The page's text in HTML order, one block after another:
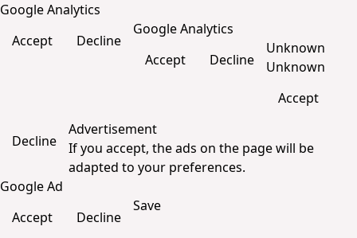
Google Analytics
Accept
Decline
Google Analytics
Accept
Decline
Unknown
Unknown
Accept
Decline
Advertisement
If you accept, the ads on the page will be
adapted to your preferences.
Google Ad
Accept
Decline
Save